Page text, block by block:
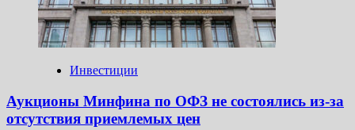
Инвестиции
Аукционы Минфина по ОФЗ не состоялись из-за
отсутствия приемлемых цен